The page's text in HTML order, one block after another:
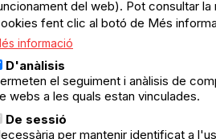
organitzadors.
del web). Pot consultar la
fent clic al botó de Més
informació
D'anàlisis
el seguiment i anàlisis de
webs a les quals estan vinculades.
De sessió
per mantenir identificat a